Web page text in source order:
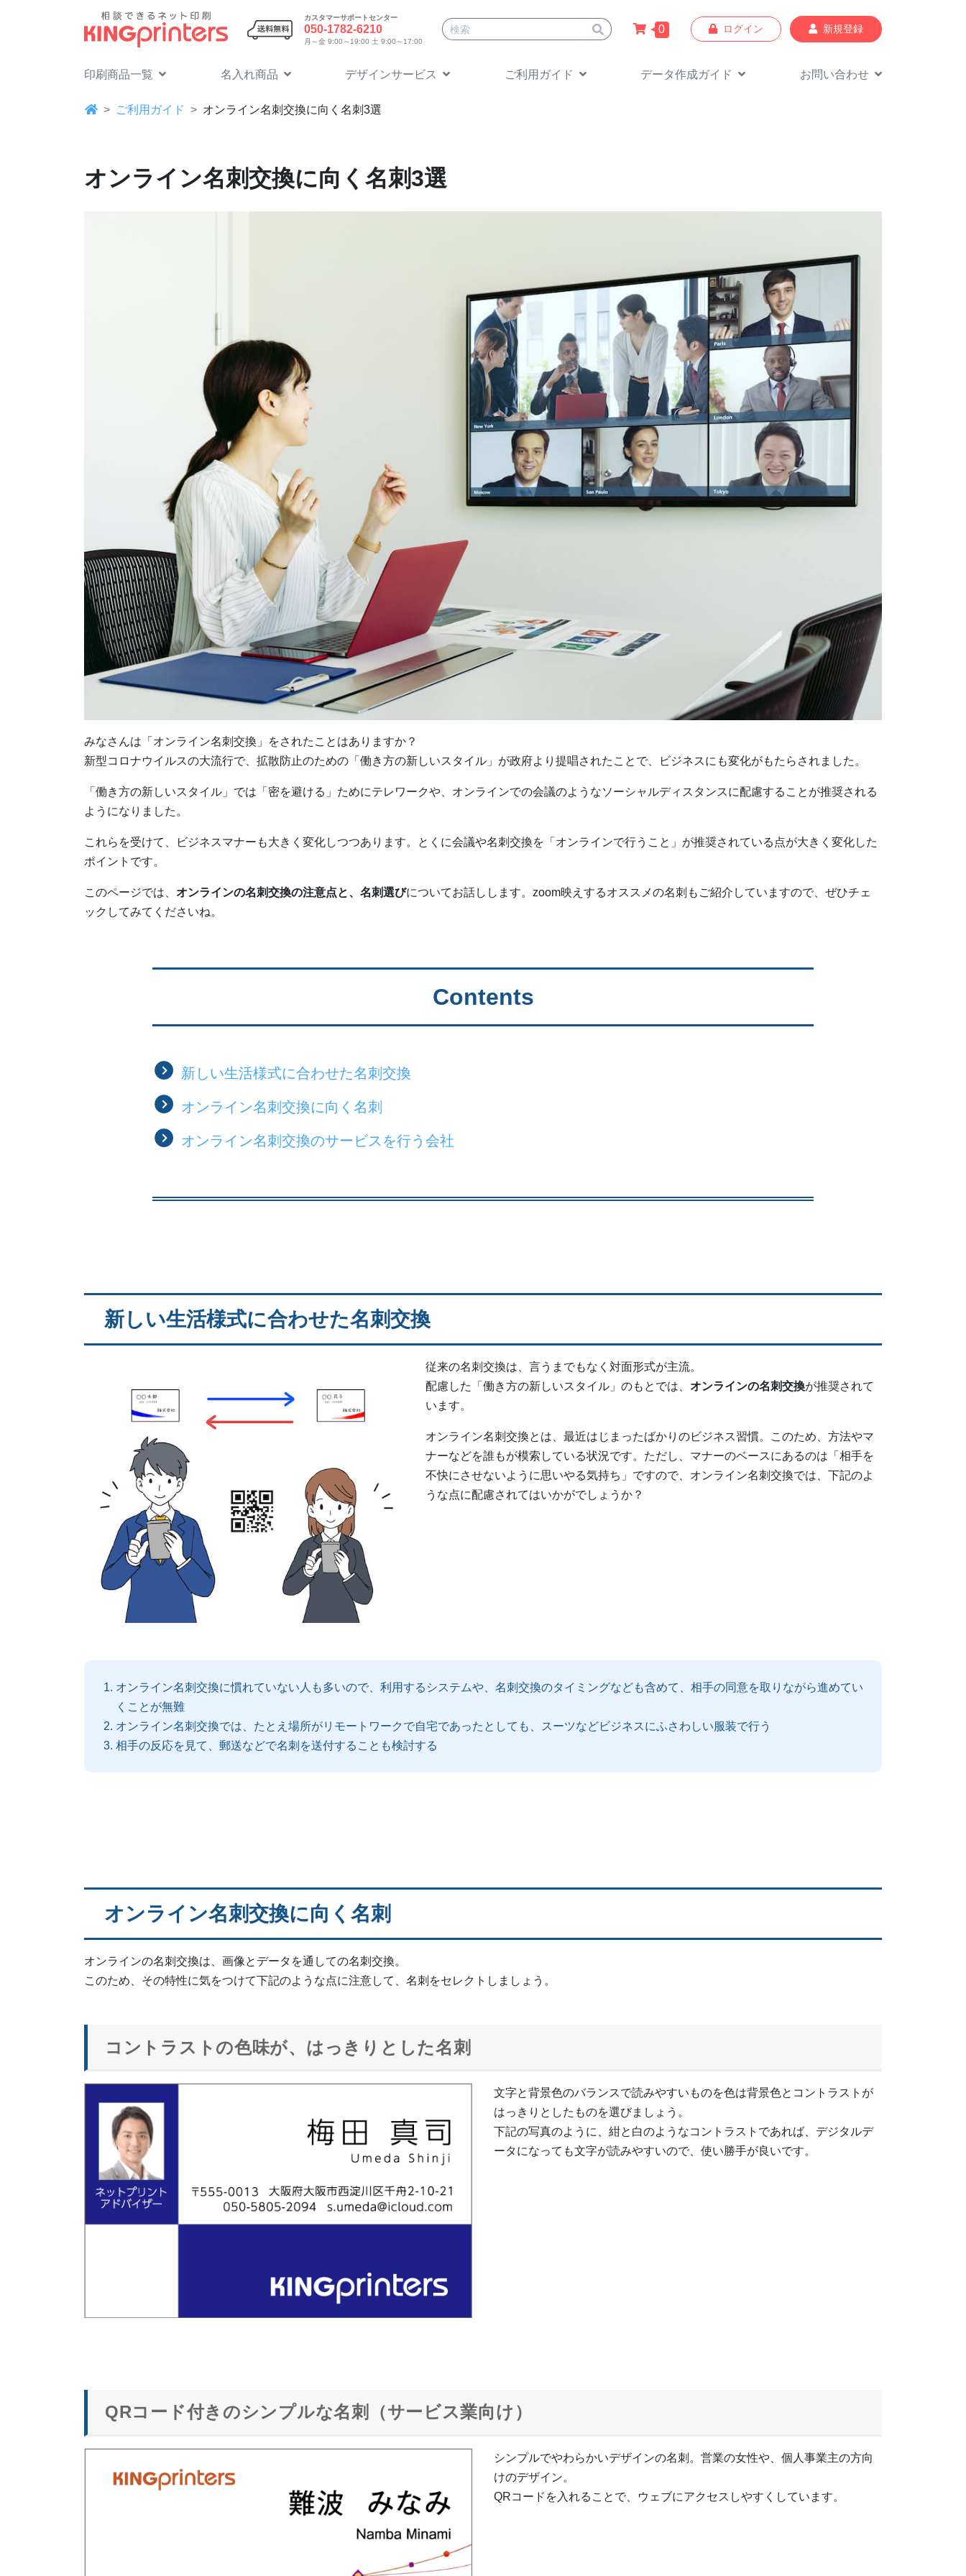
カスタマーサポートセンター
050-1782-6210
月～金 9:00～19:00 土 9:00～17:00
サイト内検索 0 ログイン 新規登録
印刷商品一覧 名入れ商品 デザインサービス ご利用ガイド データ作成ガイド お問い合わせ
ご利用ガイド オンライン名刺交換に向く名刺3選
オンライン名刺交換に向く名刺3選
みなさんは「オンライン名刺交換」をされたことはありますか？
新型コロナウイルスの大流行で、拡散防止のための「働き方の新しいスタイル」が政府より提唱されたことで、ビジネスにも変化がもたらされました。
「働き方の新しいスタイル」では「密を避ける」ためにテレワークや、オンラインでの会議のようなソーシャルディスタンスに配慮することが推奨される
ようになりました。
これらを受けて、ビジネスマナーも大きく変化しつつあります。とくに会議や名刺交換を「オンラインで行うこと」が推奨されている点が大きく変化した
ポイントです。
このページでは、 オンラインの名刺交換の注意点と、名刺選びについてお話しします。zoom映えするオススメの名刺もご紹介していますので、ぜひチェ
ックしてみてくださいね。
Contents
新しい生活様式に合わせた名刺交換
オンライン名刺交換に向く名刺
オンライン名刺交換のサービスを行う会社
新しい生活様式に合わせた名刺交換
従来の名刺交換は、言うまでもなく対面形式が主流。
配慮した「働き方の新しいスタイル」のもとでは、 オンラインの名刺交換が推奨されて
います。
オンライン名刺交換とは、最近はじまったばかりのビジネス習慣。このため、方法やマ
ナーなどを誰もが模索している状況です。ただし、マナーのベースにあるのは「相手を
不快にさせないように思いやる気持ち」ですので、オンライン名刺交換では、下記のよ
うな点に配慮されてはいかがでしょうか？
オンライン名刺交換に慣れていない人も多いので、利用するシステムや、名刺交換のタイミングなども含めて、相手の同意を取りながら進めてい
くことが無難
オンライン名刺交換では、たとえ場所がリモートワークで自宅であったとしても、スーツなどビジネスにふさわしい服装で行う
相手の反応を見て、郵送などで名刺を送付することも検討する
オンライン名刺交換に向く名刺
オンラインの名刺交換は、画像とデータを通しての名刺交換。
このため、その特性に気をつけて下記のような点に注意して、名刺をセレクトしましょう。
コントラストの色味が、はっきりとした名刺
文字と背景色のバランスで読みやすいものを色は背景色とコントラストが
はっきりとしたものを選びましょう。
下記の写真のように、紺と白のようなコントラストであれば、デジタルデ
ータになっても文字が読みやすいので、使い勝手が良いです。
QRコード付きのシンプルな名刺（サービス業向け）
シンプルでやわらかいデザインの名刺。営業の女性や、個人事業主の方向
けのデザイン。
QRコードを入れることで、ウェブにアクセスしやすくしています。